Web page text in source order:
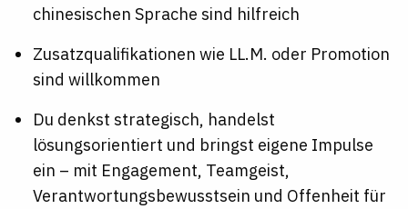
chinesischen Sprache sind hilfreich
Zusatzqualifikationen wie LL.M. oder Promotion
sind willkommen
Du denkst strategisch, handelst
lösungsorientiert und bringst eigene Impulse
ein – mit Engagement, Teamgeist,
Verantwortungsbewusstsein und Offenheit für